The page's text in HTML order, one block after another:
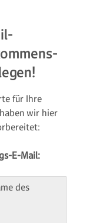
für Ihre
wir hier
E-Mail:
des